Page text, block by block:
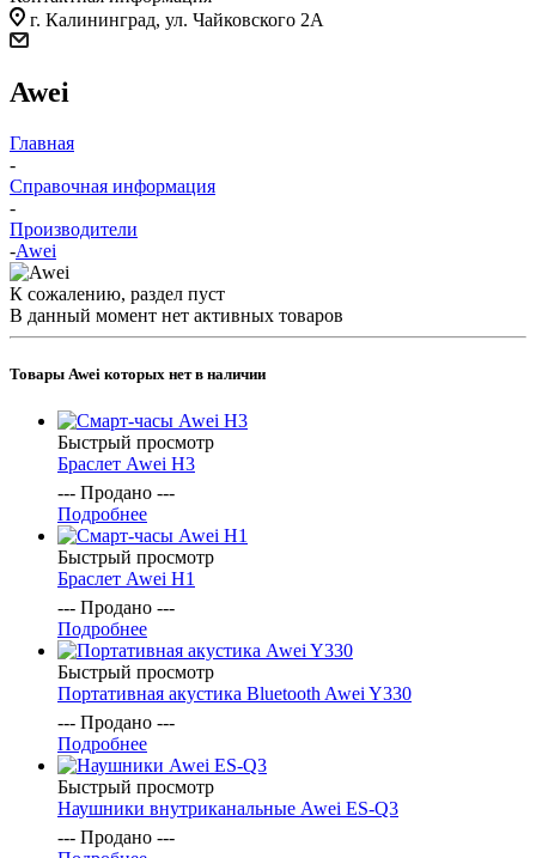
г. Калининград, ул. Чайковского 2А
Awei
Главная
-
Справочная информация
-
Производители
-Awei
К сожалению, раздел пуст
В данный момент нет активных товаров
Товары Awei которых нет в наличии
Быстрый просмотр
Браслет Awei H3
--- Продано ---
Подробнее
Быстрый просмотр
Браслет Awei H1
--- Продано ---
Подробнее
Быстрый просмотр
Портативная акустика Bluetooth Awei Y330
--- Продано ---
Подробнее
Быстрый просмотр
Наушники внутриканальные Awei ES-Q3
--- Продано ---